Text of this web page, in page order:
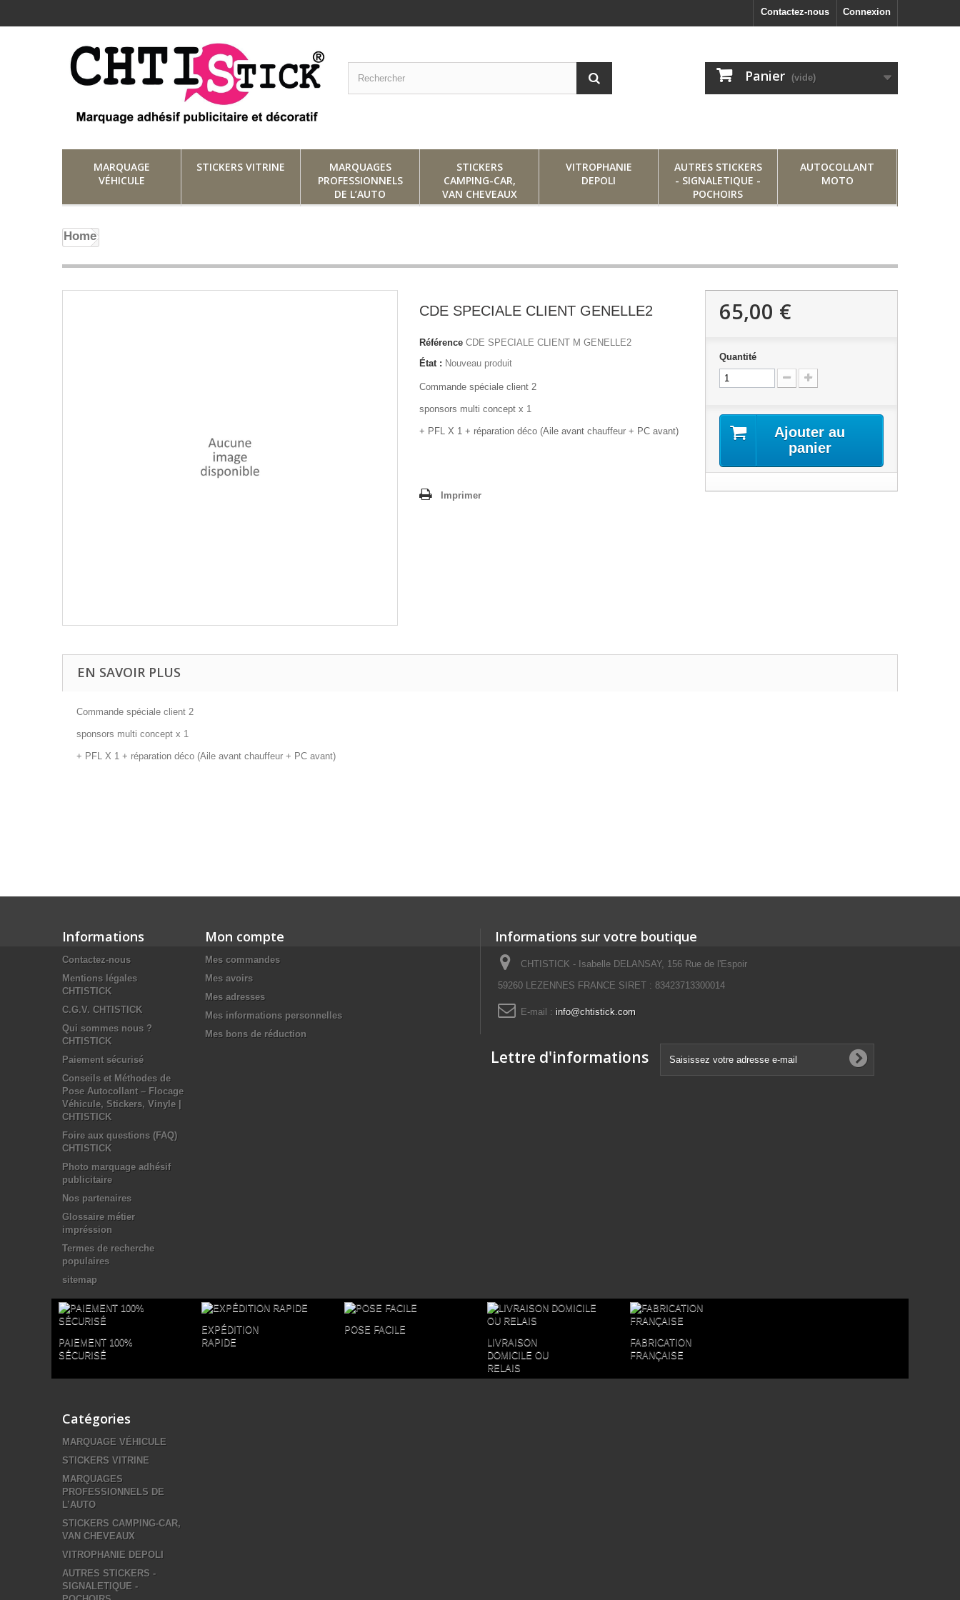
Connexion
Contactez-nous
Panier (vide)
MARQUAGE
VÉHICULE
STICKERS VITRINE
MARQUAGES
PROFESSIONNELS
DE L’AUTO
STICKERS
CAMPING-CAR,
VAN CHEVEAUX
VITROPHANIE
DEPOLI
AUTRES STICKERS
- SIGNALETIQUE -
POCHOIRS
AUTOCOLLANT
MOTO
Home
CDE SPECIALE CLIENT GENELLE2
Référence CDE SPECIALE CLIENT M GENELLE2
État : Nouveau produit
Commande spéciale client 2
sponsors multi concept x 1
+ PFL X 1 + réparation déco (Aile avant chauffeur + PC avant)
Imprimer
65,00 €
Quantité
Ajouter au
panier
EN SAVOIR PLUS
Commande spéciale client 2
sponsors multi concept x 1
+ PFL X 1 + réparation déco (Aile avant chauffeur + PC avant)
Informations
Contactez-nous
Mentions légales
CHTISTICK
C.G.V. CHTISTICK
Qui sommes nous ?
CHTISTICK
Paiement sécurisé
Conseils et Méthodes de
Pose Autocollant – Flocage
Véhicule, Stickers, Vinyle |
CHTISTICK
Foire aux questions (FAQ)
CHTISTICK
Photo marquage adhésif
publicitaire
Nos partenaires
Glossaire métier
impréssion
Termes de recherche
populaires
sitemap
Mon compte
Mes commandes
Mes avoirs
Mes adresses
Mes informations personnelles
Mes bons de réduction
Informations sur votre boutique
CHTISTICK - Isabelle DELANSAY, 156 Rue de l'Espoir
59260 LEZENNES FRANCE SIRET : 83423713300014
E-mail : info@chtistick.com
Lettre d'informations
PAIEMENT 100%
SÉCURISÉ
EXPÉDITION
RAPIDE
POSE FACILE
LIVRAISON
DOMICILE OU
RELAIS
FABRICATION
FRANÇAISE
Catégories
MARQUAGE VÉHICULE
STICKERS VITRINE
MARQUAGES
PROFESSIONNELS DE
L’AUTO
STICKERS CAMPING-CAR,
VAN CHEVEAUX
VITROPHANIE DEPOLI
AUTRES STICKERS -
SIGNALETIQUE -